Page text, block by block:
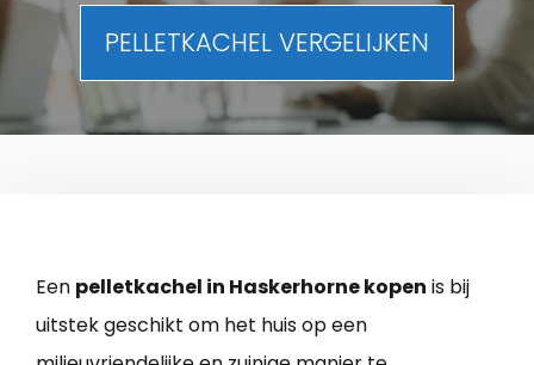
PELLETKACHEL VERGELIJKEN
Een pelletkachel in Haskerhorne kopen is bij
uitstek geschikt om het huis op een